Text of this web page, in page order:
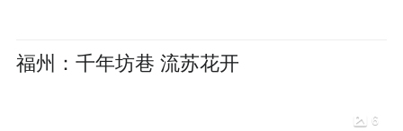
福州：千年坊巷 流苏花开
6